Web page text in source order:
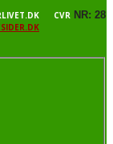
CVR NR: 28